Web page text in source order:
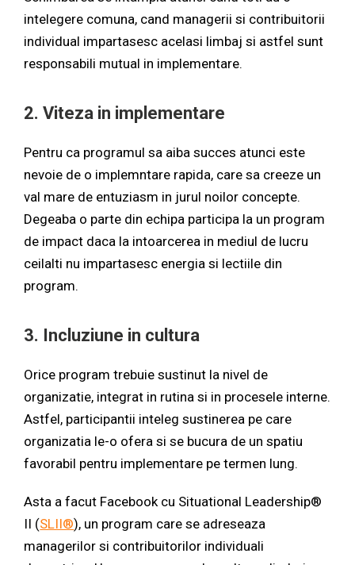
intelegere comuna, cand managerii si contribuitorii
individual impartasesc acelasi limbaj si astfel sunt
responsabili mutual in implementare.
2. Viteza in implementare
Pentru ca programul sa aiba succes atunci este
nevoie de o implemntare rapida, care sa creeze un
val mare de entuziasm in jurul noilor concepte.
Degeaba o parte din echipa participa la un program
de impact daca la intoarcerea in mediul de lucru
ceilalti nu impartasesc energia si lectiile din
program.
3. Incluziune in cultura
Orice program trebuie sustinut la nivel de
organizatie, integrat in rutina si in procesele interne.
Astfel, participantii inteleg sustinerea pe care
organizatia le-o ofera si se bucura de un spatiu
favorabil pentru implementare pe termen lung.
Asta a facut Facebook cu Situational Leadership®
II (SLII®), un program care se adreseaza
managerilor si contribuitorilor individuali